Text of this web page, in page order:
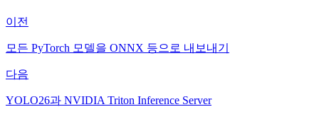
이전
모든 PyTorch 모델을 ONNX 등으로 내보내기
다음
YOLO26과 NVIDIA Triton Inference Server